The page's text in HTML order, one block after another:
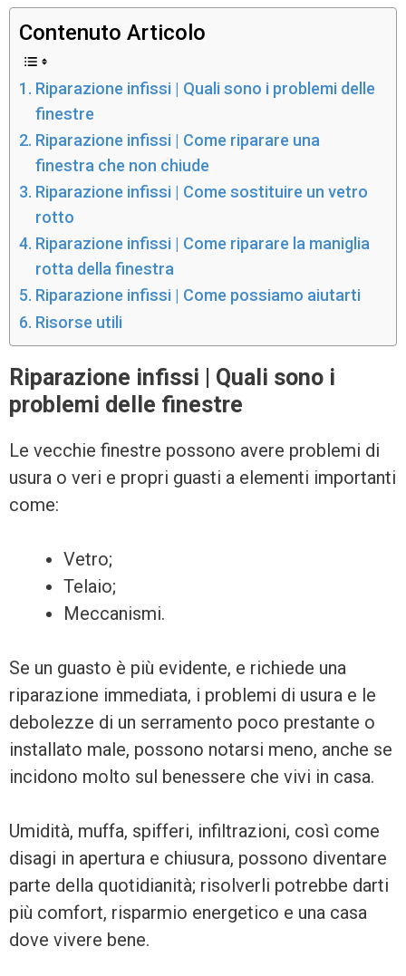
Contenuto Articolo
Riparazione infissi | Quali sono i problemi delle
finestre
Riparazione infissi | Come riparare una
finestra che non chiude
Riparazione infissi | Come sostituire un vetro
rotto
Riparazione infissi | Come riparare la maniglia
rotta della finestra
Riparazione infissi | Come possiamo aiutarti
Risorse utili
Riparazione infissi | Quali sono i
problemi delle finestre
Le vecchie finestre possono avere problemi di
usura o veri e propri guasti a elementi importanti
come:
Vetro;
Telaio;
Meccanismi.
Se un guasto è più evidente, e richiede una
riparazione immediata, i problemi di usura e le
debolezze di un serramento poco prestante o
installato male, possono notarsi meno, anche se
incidono molto sul benessere che vivi in casa.
Umidità, muffa, spifferi, infiltrazioni, così come
disagi in apertura e chiusura, possono diventare
parte della quotidianità; risolverli potrebbe darti
più comfort, risparmio energetico e una casa
dove vivere bene.